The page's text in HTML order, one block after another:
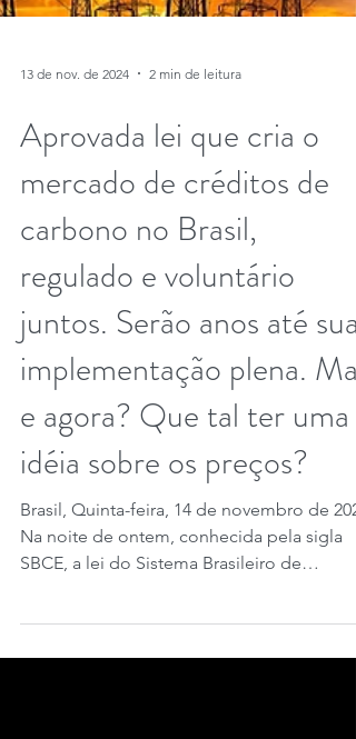
13 de nov. de 2024 2 min de leitura
Aprovada lei que cria o
mercado de créditos de
carbono no Brasil,
regulado e voluntário
juntos. Serão anos até sua
implementação plena. Mas
e agora? Que tal ter uma